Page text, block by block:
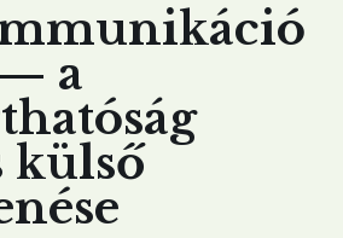
— a
külső